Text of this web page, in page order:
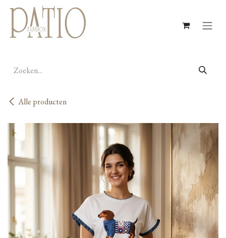
Overslaan naar inhoud
Alle producten